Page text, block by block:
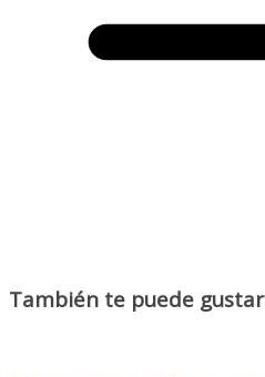
También te puede gustar